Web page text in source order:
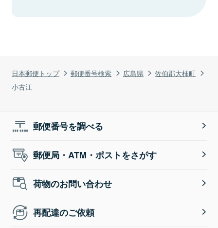
日本郵便トップ 郵便番号検索 広島県
佐伯郡大柿町
小古江
郵便番号を調べる
郵便局・ATM・ポストをさがす
荷物のお問い合わせ
再配達のご依頼